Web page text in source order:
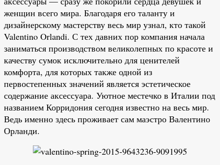
женщин всего мира. Благодаря его таланту и
дизайнерскому мастерству весь мир узнал, кто такой
Valentino Orlandi. С тех давних пор компания начала
заниматься производством великолепных по красоте и
качеству сумок исключительно для ценителей
комфорта, для которых также одной из
первостепенных значений является эстетическое
содержание аксессуара. Уютное местечко в Италии под
названием Корридония сегодня известно на весь мир.
Ведь именно здесь проживает сам маэстро Валентино
Орланди.